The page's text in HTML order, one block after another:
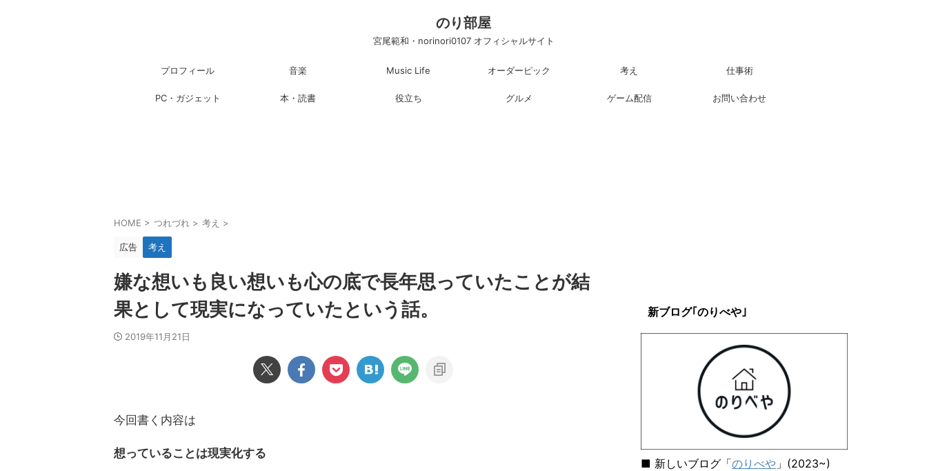
のり部屋
宮尾範和・norinori0107 オフィシャルサイト
プロフィール 音楽 Music Life オーダーピック 考え 仕事術
PC・ガジェット 本・読書 役立ち グルメ ゲーム配信 お問い合わせ
HOME > つれづれ > 考え >
広告 考え
嫌な想いも良い想いも心の底で長年思っていたことが結
果として現実になっていたという話。
2019年11月21日
今回書く内容は
想っていることは現実化する
新ブログ｢のりべや｣
■ 新しいブログ「のりべや 」(2023~)